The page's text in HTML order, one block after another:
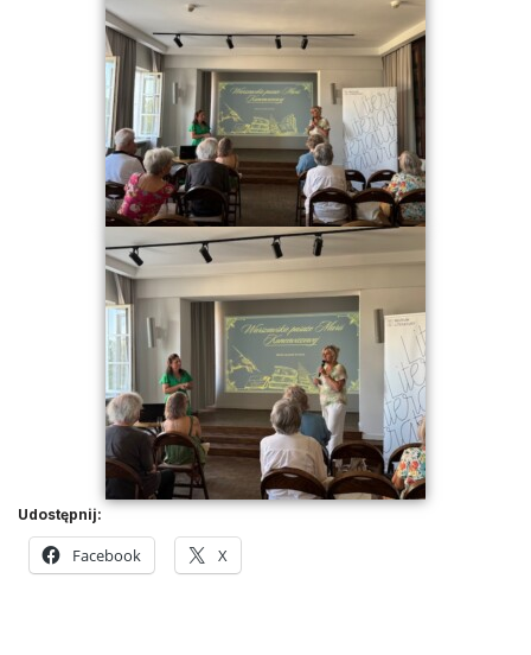
Udostępnij:
Facebook X